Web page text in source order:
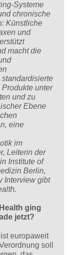
Systeme
chronische
Künstliche
und
macht die
unter
und zu
Ebene
eine
im
Leiterin der
Institute of
Berlin,
Interview gibt
ging
jetzt?
europaweit
soll